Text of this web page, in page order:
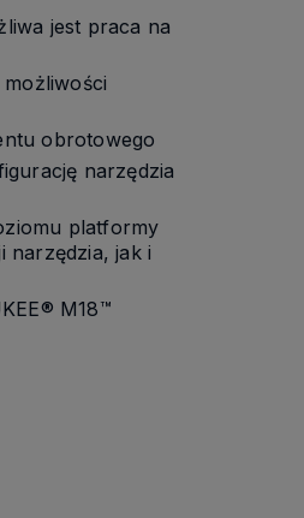
jest praca na
obrotowego
narzędzia
platformy
narzędzia, jak i
M18™